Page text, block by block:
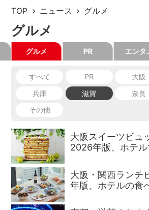
TOP ニュース グルメ
グルメ
グルメ PR エンタ
すべて PR 大阪
兵庫
滋賀 奈良
その他
大阪スイーツビュ
2026年版、ホテ
大阪・関西ランチ
年版、ホテルの食